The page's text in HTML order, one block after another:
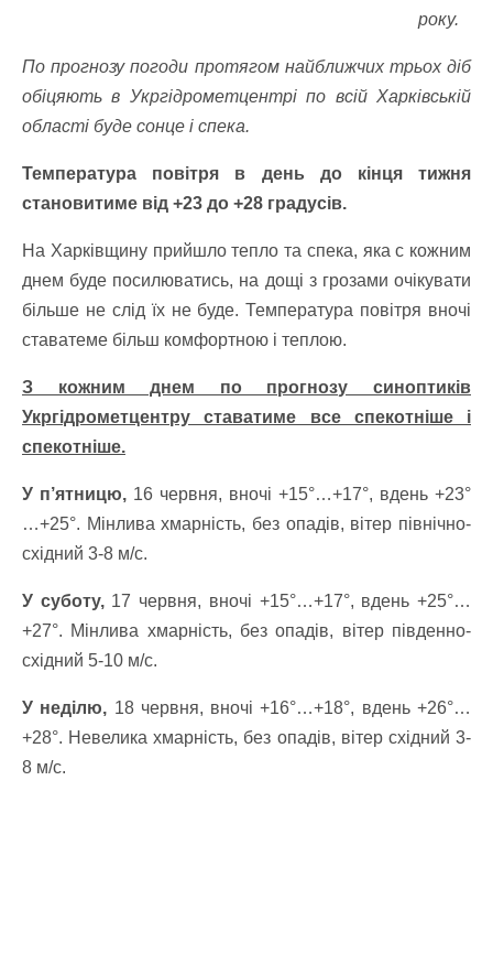
року.
По прогнозу погоди протягом найближчих трьох діб
обіцяють в Укргідрометцентрі по всій Харківській
області буде сонце і спека.
Температура повітря в день до кінця тижня
становитиме від +23 до +28 градусів.
На Харківщину прийшло тепло та спека, яка с кожним
днем буде посилюватись, на дощі з грозами очікувати
більше не слід їх не буде. Температура повітря вночі
ставатеме більш комфортною і теплою.
З кожним днем по прогнозу синоптиків
Укргідрометцентру ставатиме все спекотніше і
спекотніше.
У п’ятницю, 16 червня, вночі +15°…+17°, вдень +23°
…+25°. Мінлива хмарність, без опадів, вітер північно-
східний 3-8 м/с.
У суботу,17 червня, вночі +15°…+17°, вдень +25°…
+27°. Мінлива хмарність, без опадів, вітер південно-
східний 5-10 м/с.
У неділю, 18 червня, вночі +16°…+18°, вдень +26°…
+28°. Невелика хмарність, без опадів, вітер східний 3-
8 м/с.